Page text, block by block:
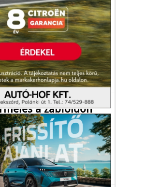
– a gazdák
agrártámogatást csaltak el
– több miniszter is
mezőgazdaság támogatás
a zabföldön
területekre telepített
szolgáltatják a jövő
energiáját.
mezőgazdaság